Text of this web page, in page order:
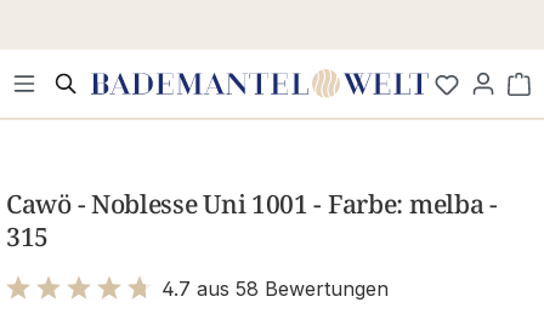
Cawö - Noblesse Uni 1001 - Farbe: melba -
315
4.7 aus 58 Bewertungen